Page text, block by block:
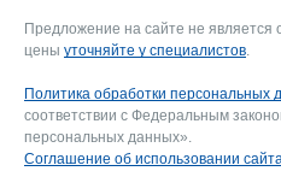
Предложение на сайте не является
цены уточняйте у специалистов.
Политика обработки
соответствии с Федеральным
персональных данных».
Соглашение об использовании